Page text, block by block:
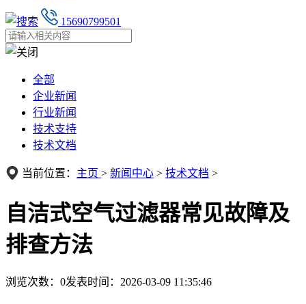
15690799501
全部
企业新闻
行业新闻
技术支持
技术文档
当前位置： 主页 > 新闻中心 > 技术文档 >
自洁式空气过滤器常见故障及
排查方法
浏览次数： 0发表时间：2026-03-09 11:35:46